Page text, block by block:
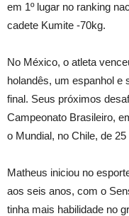
em 1º lugar no ranking
cadete Kumite -70kg.
No México, o atleta
holandês, um espanhol e
final. Seus próximos
Campeonato Brasileiro,
o Mundial, no Chile, de
Matheus iniciou no
aos seis anos, com o
tinha mais habilidade no